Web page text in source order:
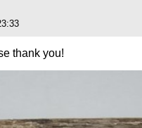
thank you!